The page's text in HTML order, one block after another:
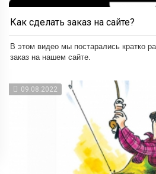
Как сделать заказ на сайте?
В этом видео мы постарались кратко
заказ на нашем сайте.
09.08.2022